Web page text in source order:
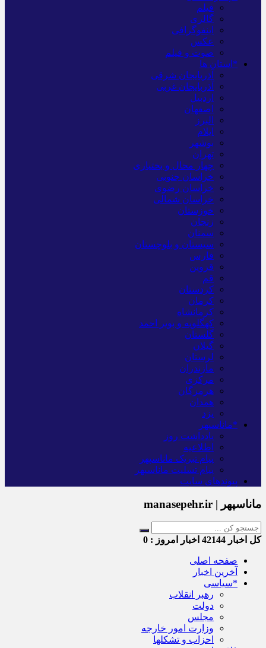
فیلم
گالری
اینفوگرافی
عکس
صوت و فیلم
*استان ها
آذربایجان شرقی
آذربایجان غربی
اردبیل
اصفهان
البرز
ایلام
بوشهر
تهران
چهار محال و بختیاری
خراسان جنوبی
خراسان رضوی
خراسان شمالی
خوزستان
زنجان
سمنان
سیستان و بلوچستان
فارس
قزوین
قم
کردستان
کرمان
کرمانشاه
کهگلویه و بویر احمد
گلستان
گیلان
لرستان
مازندران
مرکزی
هرمزگان
همدان
یزد
*ماناسپهر
یادداشت روز
اطلاعیه
پیام تبریک ماناسپهر
پیام تسلیت ماناسپهر
پیوندهای سایت
ماناسپهر | manasepehr.ir
کل اخبار اخبار امروز : 0
صفحه اصلی
آخرین اخبار
*سیاسی
رهبر انقلاب
دولت
مجلس
وزارت امور خارجه
احزاب و تشکلها